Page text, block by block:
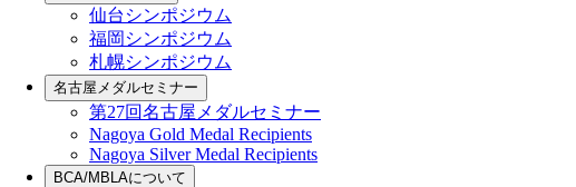
仙台シンポジウム
福岡シンポジウム
札幌シンポジウム
名古屋メダルセミナー
第27回名古屋メダルセミナー
Nagoya Gold Medal Recipients
Nagoya Silver Medal Recipients
BCA/MBLAについて
第37回仙台シンポジ